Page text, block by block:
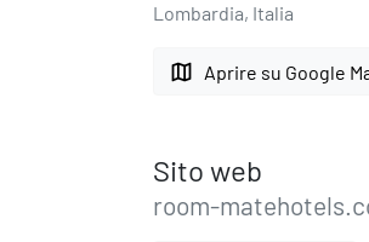
Lombardia, Italia
map Aprire su Google
Sito web
room-